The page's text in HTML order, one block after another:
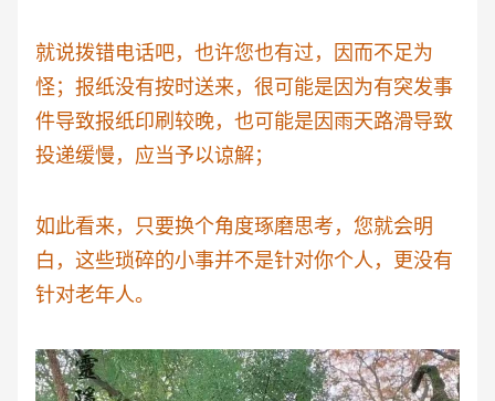
就说拨错电话吧，也许您也有过，因而不足为
怪；报纸没有按时送来，很可能是因为有突发事
件导致报纸印刷较晚，也可能是因雨天路滑导致
投递缓慢，应当予以谅解；
如此看来，只要换个角度琢磨思考，您就会明
白，这些琐碎的小事并不是针对你个人，更没有
针对老年人。